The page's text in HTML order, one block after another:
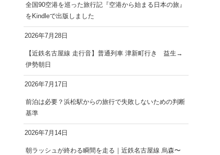
全国90空港を巡った旅行記『空港から始まる日本の旅』
をKindleで出版しました
2026年7月28日
【近鉄名古屋線 走行音】普通列車 津新町行き 益生→
伊勢朝日
2026年7月17日
前泊は必要？浜松駅からの旅行で失敗しないための判断
基準
2026年7月14日
朝ラッシュが終わる瞬間を走る｜近鉄名古屋線 烏森〜